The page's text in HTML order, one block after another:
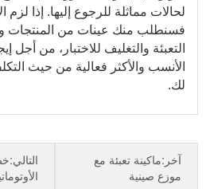
لحالات مماثلة للرجوع إليها. إذا لزم
فسنطلب منك عينات من المنتجات
التعبئة والتغليف للاختبار، من أجل
الأنسب والأكثر فعالية من حيث
لك.
آخر:ماكينة تعبئة مع
موزع صينية